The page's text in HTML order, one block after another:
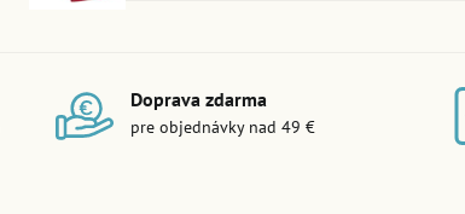
Doprava zdarma
pre objednávky nad 49 €